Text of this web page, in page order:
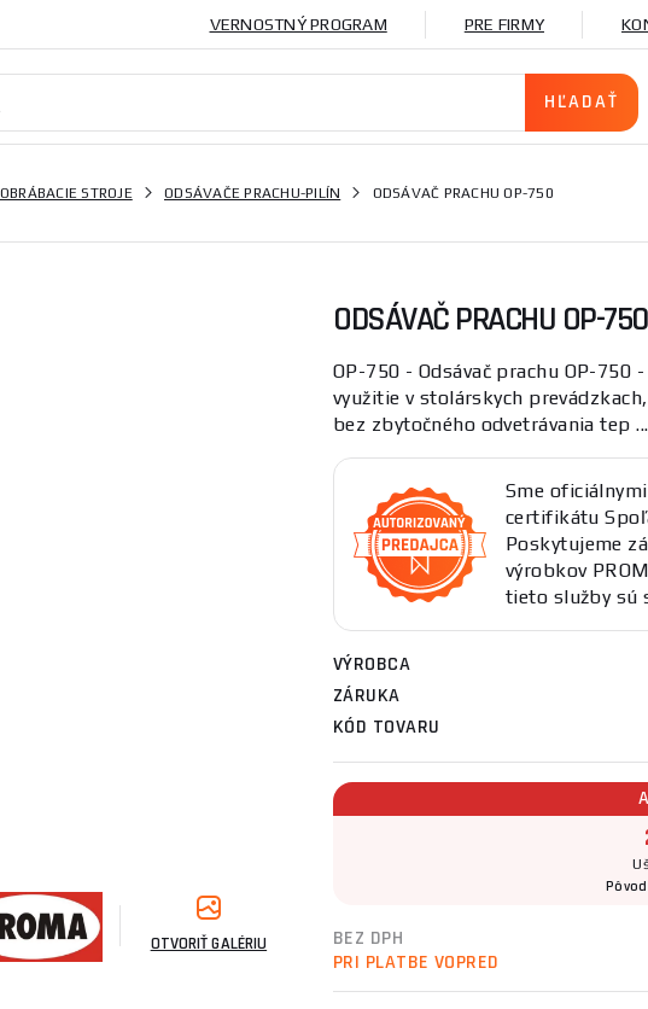
VERNOSTNÝ PROGRAM PRE FIRMY
STROJE ODSÁVAČE PRACHU-PILÍN ODSÁVAČ PRACHU OP-750
OTVORIŤ GALÉRIU
ODSÁVAČ PRACHU OP-750
OP-750 - Odsávač prachu OP-750
využitie v stolárskych
bez zbytočného odvetrávania tep ...
Sme
certifikátu
Poskytujeme
výrobkov
tieto služby sú
VÝROBCA
ZÁRUKA
KÓD TOVARU
BEZ DPH
PRI PLATBE VOPRED